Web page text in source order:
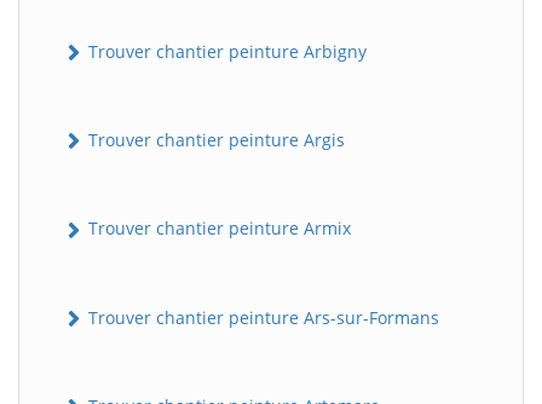
Trouver chantier peinture Arbigny
Trouver chantier peinture Argis
Trouver chantier peinture Armix
Trouver chantier peinture Ars-sur-Formans